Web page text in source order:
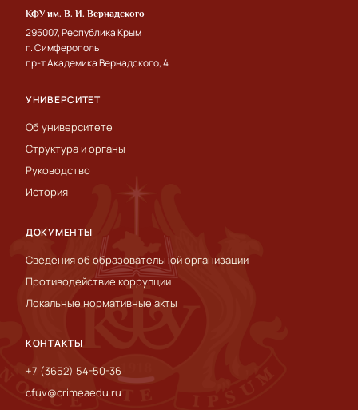
КФУ им. В. И. Вернадского
295007, Республика Крым
г. Симферополь
пр-т Академика Вернадского, 4
УНИВЕРСИТЕТ
Об университете
Структура и органы
Руководство
История
ДОКУМЕНТЫ
Сведения об образовательной организации
Противодействие коррупции
Локальные нормативные акты
КОНТАКТЫ
+7 (3652) 54-50-36
cfuv@crimeaedu.ru